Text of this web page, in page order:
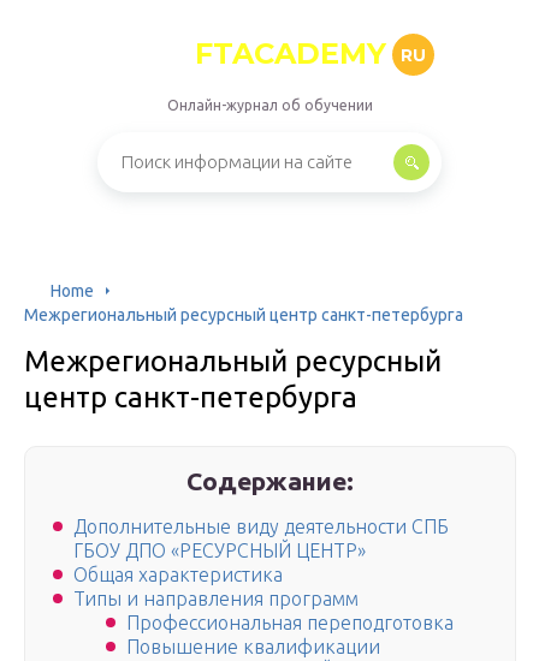
FTACADEMY RU
Онлайн-журнал об обучении
Home
Межрегиональный ресурсный центр санкт-петербурга
Межрегиональный ресурсный
центр санкт-петербурга
Содержание:
Дополнительные виду деятельности СПБ
ГБОУ ДПО «РЕСУРСНЫЙ ЦЕНТР»
Общая характеристика
Типы и направления программ
Профессиональная переподготовка
Повышение квалификации